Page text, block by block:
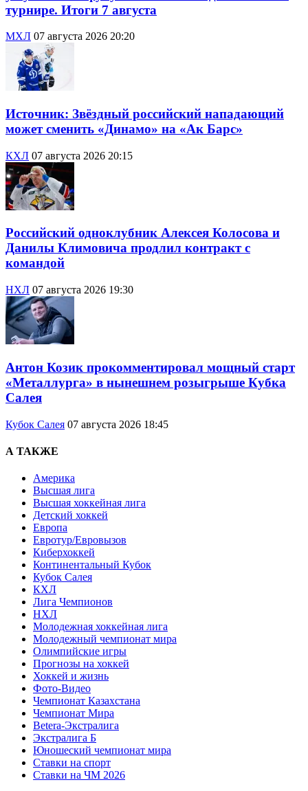
турнире. Итоги 7 августа
МХЛ 07 августа 2026 20:20
Источник: Звёздный российский нападающий
может сменить «Динамо» на «Ак Барс»
КХЛ 07 августа 2026 20:15
Российский одноклубник Алексея Колосова и
Данилы Климовича продлил контракт с
командой
НХЛ 07 августа 2026 19:30
Антон Козик прокомментировал мощный старт
«Металлурга» в нынешнем розыгрыше Кубка
Салея
Кубок Салея 07 августа 2026 18:45
А ТАКЖЕ
Америка
Высшая лига
Высшая хоккейная лига
Детский хоккей
Европа
Евротур/Евровызов
Киберхоккей
Континентальный Кубок
Кубок Салея
КХЛ
Лига Чемпионов
НХЛ
Молодежная хоккейная лига
Молодежный чемпионат мира
Олимпийские игры
Прогнозы на хоккей
Хоккей и жизнь
Фото-Видео
Чемпионат Казахстана
Чемпионат Мира
Betera-Экстралига
Экстралига Б
Юношеский чемпионат мира
Ставки на спорт
Ставки на ЧМ 2026